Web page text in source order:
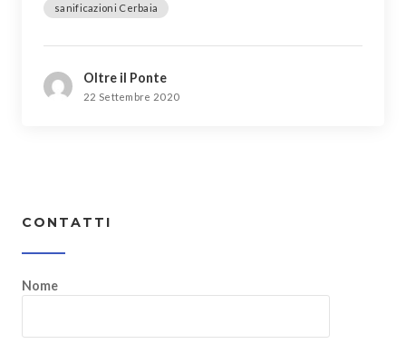
sanificazioni Cerbaia
Oltre il Ponte
22 Settembre 2020
CONTATTI
Nome